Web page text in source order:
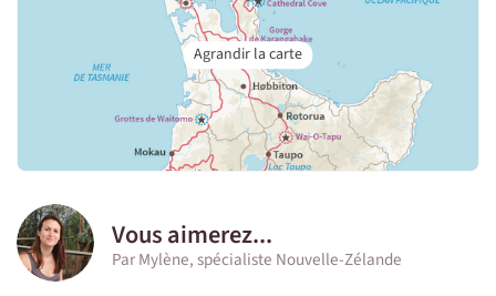
Vous aimerez...
Par Mylène, spécialiste Nouvelle-Zélande